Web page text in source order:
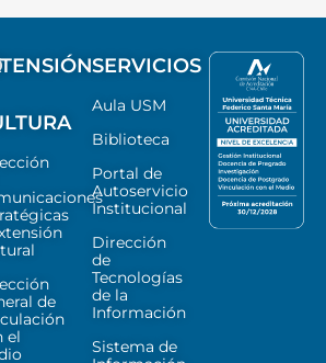
de
el
SERVICIOS
Aula USM
Biblioteca
Portal de
Autoservicio
Institucional
Dirección
de
Tecnologías
de la
Información
Sistema de